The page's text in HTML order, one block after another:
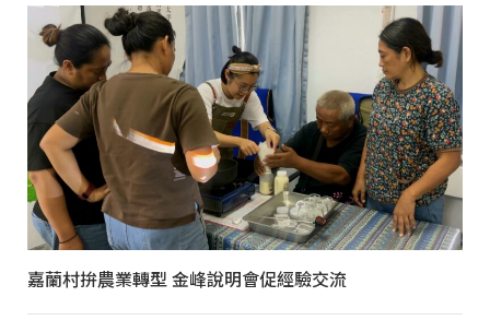
嘉蘭村拚農業轉型 金峰說明會促經驗交流